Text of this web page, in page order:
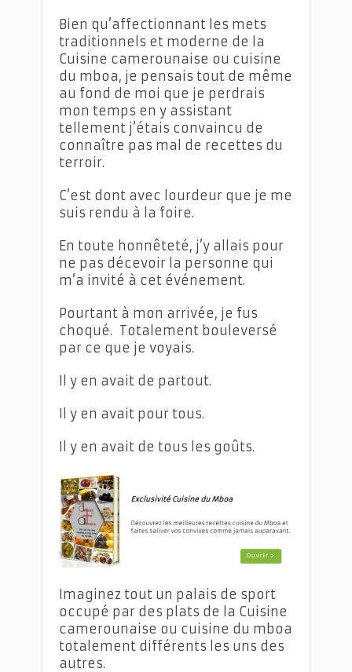
Bien qu’affectionnant les mets
traditionnels et moderne de la
Cuisine camerounaise ou cuisine
du mboa, je pensais tout de même
au fond de moi que je perdrais
mon temps en y assistant
tellement j’étais convaincu de
connaître pas mal de recettes du
terroir.
C’est dont avec lourdeur que je me
suis rendu à la foire.
En toute honnêteté, j’y allais pour
ne pas décevoir la personne qui
m’a invité à cet événement.
Pourtant à mon arrivée, je fus
choqué. Totalement bouleversé
par ce que je voyais.
Il y en avait de partout.
Il y en avait pour tous.
Il y en avait de tous les goûts.
Imaginez tout un palais de sport
occupé par des plats de la Cuisine
camerounaise ou cuisine du mboa
totalement différents les uns des
autres.